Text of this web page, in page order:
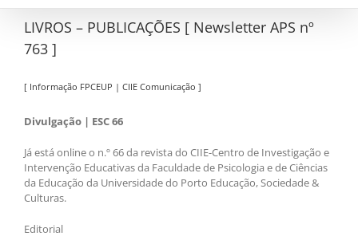
LIVROS – PUBLICAÇÕES [ Newsletter APS nº
763 ]
[ Informação FPCEUP | CIIE Comunicação ]
Divulgação | ESC 66
Já está online o n.º 66 da revista do CIIE-Centro de Investigação e
Intervenção Educativas da Faculdade de Psicologia e de Ciências
da Educação da Universidade do Porto Educação, Sociedade &
Culturas.
Editorial